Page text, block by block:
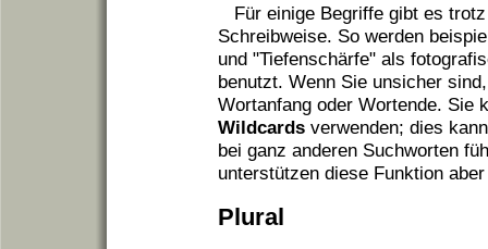
Für einige Begriffe gibt es
Schreibweise. So werden
und "Tiefenschärfe" als
benutzt. Wenn Sie unsicher
Wortanfang oder Wortende. Sie
Wildcards verwenden; dies
bei ganz anderen Suchworten
unterstützen diese Funktion
Plural